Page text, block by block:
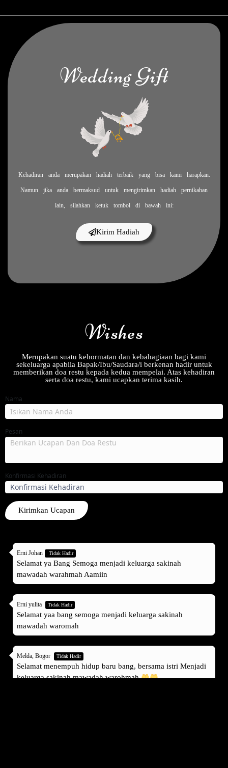
The Wedding Of
Feby & Jeva
Tamu Undangan
Buka Undangan
Wedding Gift
Kehadiran anda merupakan hadiah terbaik yang bisa kami harapkan.
Namun jika anda bermaksud untuk mengirimkan hadiah pernikahan
lain, silahkan ketuk tombol di bawah ini:
Kirim Hadiah
Wishes
Merupakan suatu kehormatan dan kebahagiaan bagi kami
sekeluarga apabila Bapak/Ibu/Saudara/i berkenan hadir untuk
memberikan doa restu kepada kedua mempelai. Atas kehadiran
serta doa restu, kami ucapkan terima kasih.
Nama
Pesan
Konfirmasi Kehadiran
Kirimkan Ucapan
Erni Johan Tidak Hadir
Selamat ya Bang Semoga menjadi keluarga sakinah
mawadah warahmah Aamiin
Erni yulita Tidak Hadir
Selamat yaa bang semoga menjadi keluarga sakinah
mawadah waromah
Melda, Bogor Tidak Hadir
Selamat menempuh hidup baru bang, bersama istri Menjadi
keluarga sakinah mawadah warohmah